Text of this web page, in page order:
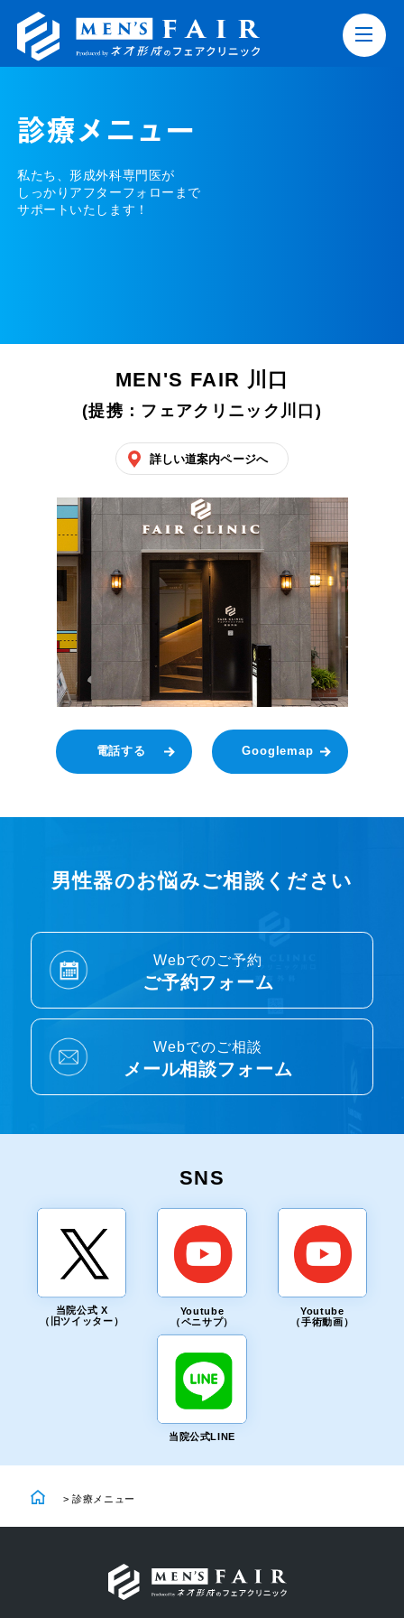
診療メニュー
私たち、形成外科専門医が
しっかりアフターフォローまで
サポートいたします！
MEN'S FAIR 川口
(提携：フェアクリニック川口)
詳しい道案内ページへ
電話する Googlemap
男性器のお悩みご相談ください
Webでのご予約
ご予約フォーム
Webでのご相談
メール相談フォーム
SNS
当院公式 X
（旧ツイッター）
Youtube
（ペニサプ）
Youtube
（手術動画）
当院公式LINE
>診療メニュー